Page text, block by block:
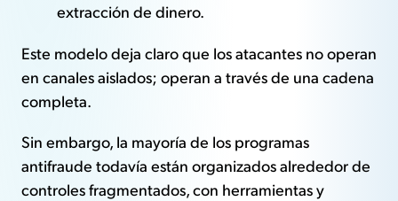
extracción de dinero.
Este modelo deja claro que los atacantes no operan
en canales aislados; operan a través de una cadena
completa.
Sin embargo, la mayoría de los programas
antifraude todavía están organizados alrededor de
controles fragmentados, con herramientas y